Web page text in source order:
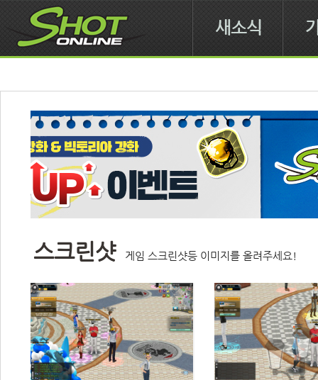
새소식
스크린샷 게임 스크린샷등 이미지를 올려주세요!